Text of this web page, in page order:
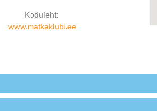
Koduleht:
www.matkaklubi.ee